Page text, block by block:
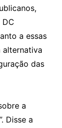
DC
a essas
alternativa
das
a
Disse a